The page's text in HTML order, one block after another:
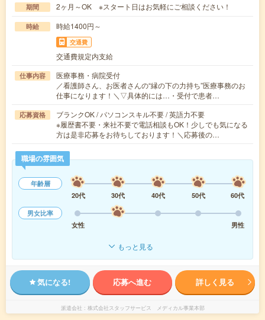
期間 2ヶ月～OK ※スタート日はお気軽にご相談ください！
時給 時給1400円～
交通費
交通費規定内支給
仕事内容
医療事務・病院受付
／看護師さん、お医者さんの“縁の下の力持ち”医療事務のお
仕事になります！＼▽具体的には…・受付で患者…
応募資格
ブランクOK / パソコンスキル不要 / 英語力不要
※履歴書不要・来社不要で電話相談もOK！少しでも気になる
方は是非応募をお待ちしております！＼応募後の…
職場の雰囲気
年齢層
20代
30代 40代 50代
60代
男女比率
女性
男性
もっと見る
気になる! 応募へ進む 詳しく見る
派遣会社 株式会社スタッフサービス メディカル事業本部